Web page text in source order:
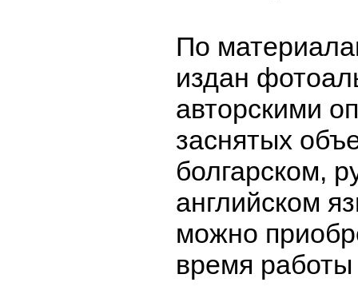
По
издан
авторскими
заснятых
болгарском,
английском
можно
время работы